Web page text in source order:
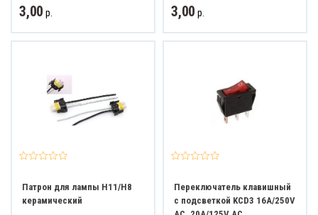
3,00 р. 3,00 р.
Патрон для лампы H11/H8
керамический
Переключатель клавишный
с подсветкой KCD3 16A/250V